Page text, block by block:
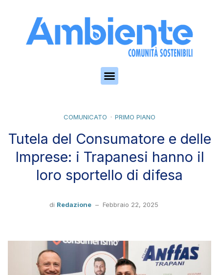
COMUNICATO PRIMO PIANO
Tutela del Consumatore e delle
Imprese: i Trapanesi hanno il
loro sportello di difesa
di Redazione– Febbraio 22, 2025